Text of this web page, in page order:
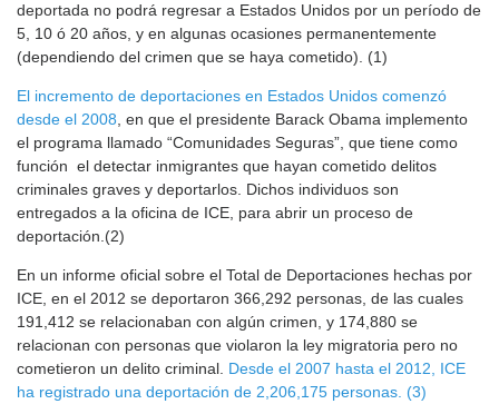
deportada no podrá regresar a Estados Unidos por un período de
5, 10 ó 20 años, y en algunas ocasiones permanentemente
(dependiendo del crimen que se haya cometido). (1)
El incremento de deportaciones en Estados Unidos comenzó
desde el 2008 , en que el presidente Barack Obama implemento
el programa llamado “Comunidades Seguras”, que tiene como
función el detectar inmigrantes que hayan cometido delitos
criminales graves y deportarlos. Dichos individuos son
entregados a la oficina de ICE, para abrir un proceso de
deportación.(2)
En un informe oficial sobre el Total de Deportaciones hechas por
ICE, en el 2012 se deportaron 366,292 personas, de las cuales
191,412 se relacionaban con algún crimen, y 174,880 se
relacionan con personas que violaron la ley migratoria pero no
cometieron un delito criminal. Desde el 2007 hasta el 2012, ICE
ha registrado una deportación de 2,206,175 personas. (3)